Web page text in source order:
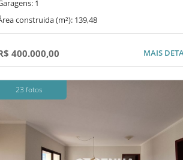
1
construida (m²): 139,48
400.000,00 MAIS
23 fotos